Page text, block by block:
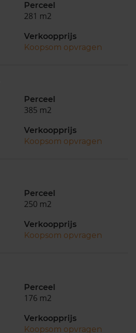
Perceel
281 m2
Verkoopprijs
Koopsom opvragen
Perceel
385 m2
Verkoopprijs
Koopsom opvragen
Perceel
250 m2
Verkoopprijs
Koopsom opvragen
Perceel
176 m2
Verkoopprijs
Koopsom opvragen